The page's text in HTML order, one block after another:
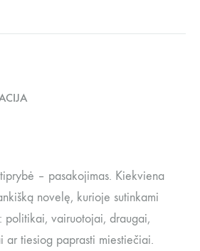
– pasakojimas. Kiekviena
novelę, kurioje sutinkami
politikai, vairuotojai, draugai,
ar tiesiog paprasti miestiečiai.